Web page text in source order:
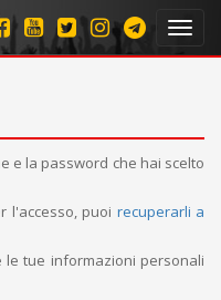
e la password che hai scelto
l'accesso, puoi recuperarli a
le tue informazioni personali